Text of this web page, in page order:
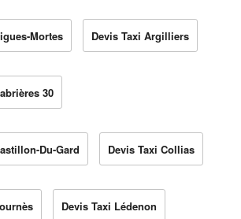
Mortes Devis Taxi Argilliers
30
Du-Gard Devis Taxi Collias
Devis Taxi Lédenon